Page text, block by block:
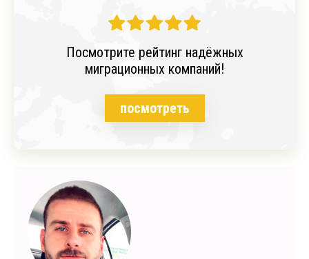
Посмотрите рейтинг надёжных
миграционных компаний!
посмотреть